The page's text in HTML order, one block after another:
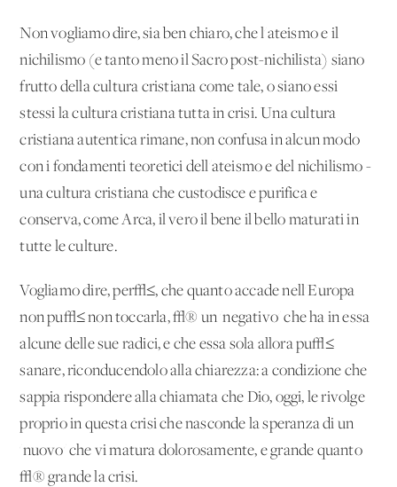
Non vogliamo dire, sia ben chiaro, che l'ateismo e il
nichilismo (e tanto meno il Sacro post-nichilista) siano
frutto della cultura cristiana come tale, o siano essi
stessi la cultura cristiana tutta in crisi. Una cultura
cristiana autentica rimane, non confusa in alcun modo
con i fondamenti teoretici dell'ateismo e del nichilismo -
una cultura cristiana che custodisce e purifica e
conserva, come Arca, il vero il bene il bello maturati in
tutte le culture.
Vogliamo dire, per√≤, che quanto accade nell'Europa
non pu√≤ non toccarla, √® un 'negativo' che ha in essa
alcune delle sue radici, e che essa sola allora pu√≤
sanare, riconducendolo alla chiarezza: a condizione che
sappia rispondere alla chiamata che Dio, oggi, le rivolge
proprio in questa crisi che nasconde la speranza di un
'nuovo' che vi matura dolorosamente, e grande quanto
√® grande la crisi.